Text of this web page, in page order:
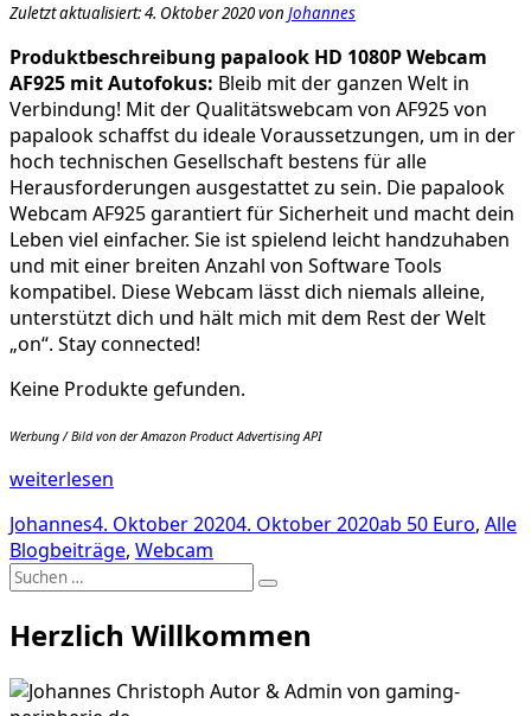
Zuletzt aktualisiert: 4. Oktober 2020 von Johannes
Produktbeschreibung papalook HD 1080P Webcam
AF925 mit Autofokus: Bleib mit der ganzen Welt in
Verbindung! Mit der Qualitätswebcam von AF925 von
papalook schaffst du ideale Voraussetzungen, um in der
hoch technischen Gesellschaft bestens für alle
Herausforderungen ausgestattet zu sein. Die papalook
Webcam AF925 garantiert für Sicherheit und macht dein
Leben viel einfacher. Sie ist spielend leicht handzuhaben
und mit einer breiten Anzahl von Software Tools
kompatibel. Diese Webcam lässt dich niemals alleine,
unterstützt dich und hält mich mit dem Rest der Welt
„on“. Stay connected!
Keine Produkte gefunden.
Werbung / Bild von der Amazon Product Advertising API
„Alle
zur
papalook
HD
Webcam
weiterlesen
Autor
JohannesVeröffentlicht
am
4. Oktober 20204. Oktober 2020Kategorien
ab 50 Euro, Alle
Blogbeiträge, Webcam
Suche
Suchen
Herzlich Willkommen